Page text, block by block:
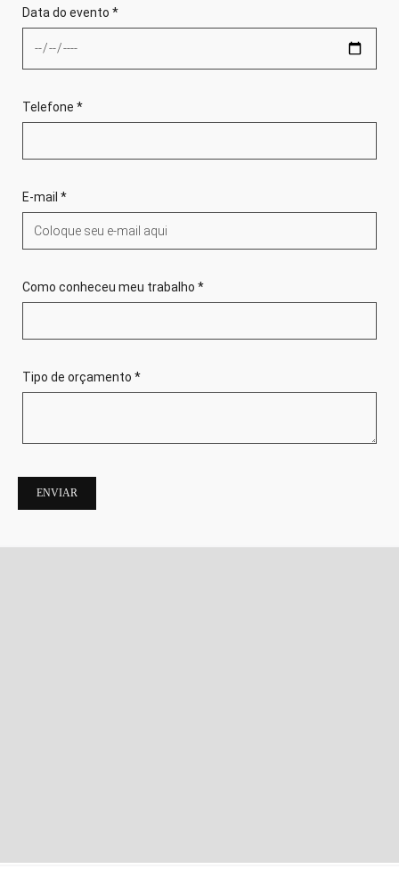
Data do evento *
Telefone *
E-mail *
Como conheceu meu trabalho *
Tipo de orçamento *
ENVIAR